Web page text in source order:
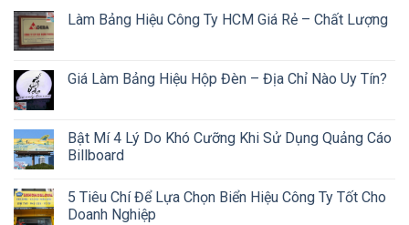
Làm Bảng Hiệu Công Ty HCM Giá Rẻ – Chất Lượng
Giá Làm Bảng Hiệu Hộp Đèn – Địa Chỉ Nào Uy Tín?
Bật Mí 4 Lý Do Khó Cưỡng Khi Sử Dụng Quảng Cáo
Billboard
5 Tiêu Chí Để Lựa Chọn Biển Hiệu Công Ty Tốt Cho
Doanh Nghiệp